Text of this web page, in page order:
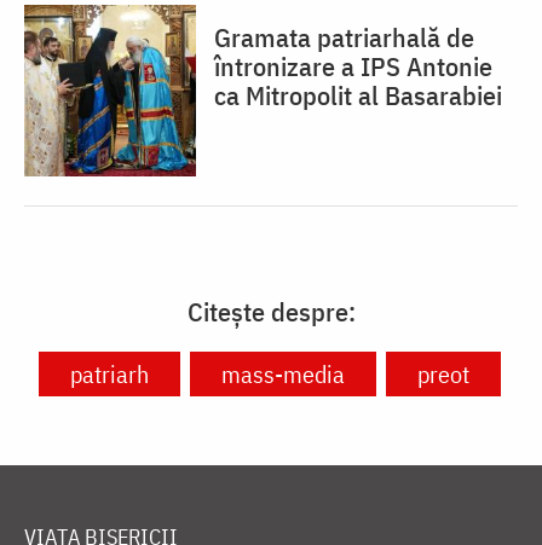
Gramata patriarhală de
întronizare a IPS Antonie
ca Mitropolit al Basarabiei
Citește despre:
patriarh mass-media preot
VIAȚA BISERICII